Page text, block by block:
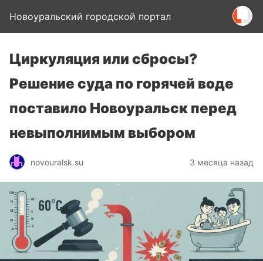
Новоуральский городской портал
Циркуляция или сбросы?
Решение суда по горячей воде
поставило Новоуральск перед
невыполнимым выбором
novouralsk.su 3 месяца назад